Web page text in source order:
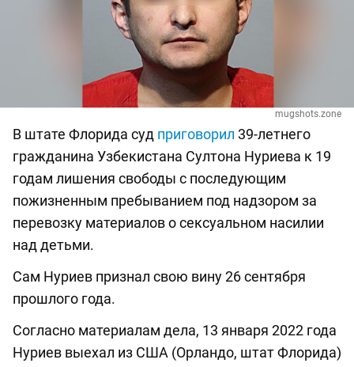
mugshots.zone
В штате Флорида суд приговорил 39-летнего
гражданина Узбекистана Султона Нуриева к 19
годам лишения свободы с последующим
пожизненным пребыванием под надзором за
перевозку материалов о сексуальном насилии
над детьми.
Сам Нуриев признал свою вину 26 сентября
прошлого года.
Согласно материалам дела, 13 января 2022 года
Нуриев выехал из США (Орландо, штат Флорида)